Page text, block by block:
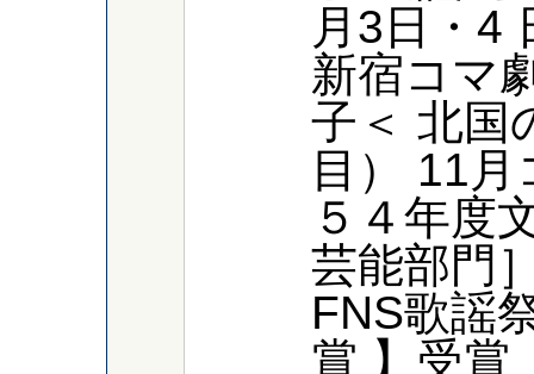
月3日・4
新宿コマ
子＜ 北国
目） 11
５４年度
芸能部門
FNS歌謡
賞 】受